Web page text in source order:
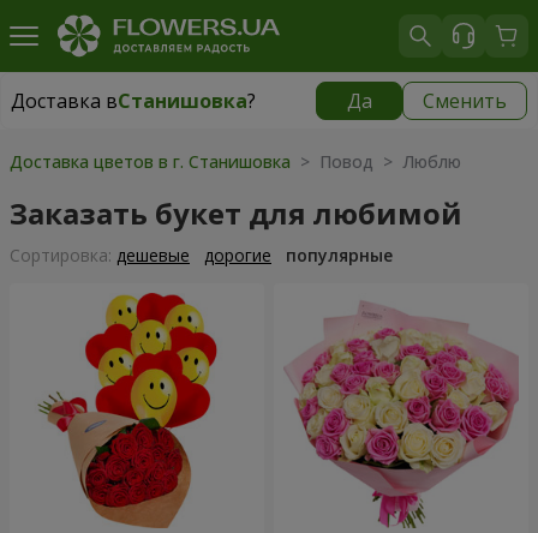
Доставка вСтанишовка? Да Сменить
Доставка вСтанишовка|
Доставка цветов в г. Станишовка > Повод > Люблю
Заказать букет для любимой
Cортировка: дешевые дорогие популярные